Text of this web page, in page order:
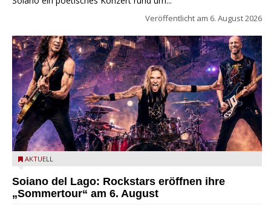
Veröffentlicht am 6. August 2026
Stef Burns, Will Hunt und Andrea Torresani im Summer Rock
AKTUELL
Soiano del Lago: Rockstars eröffnen ihre
„Sommertour“ am 6. August